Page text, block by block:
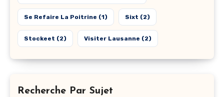
Se Refaire La Poitrine (1) Sixt (2)
Stockeet (2) Visiter Lausanne (2)
Recherche Par Sujet